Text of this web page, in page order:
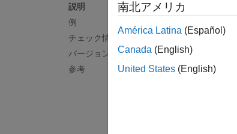
説明
例
チェック情報
バージョン履歴
参考
南北アメリカ
América Latina (Español)
Canada (English)
United States (English)